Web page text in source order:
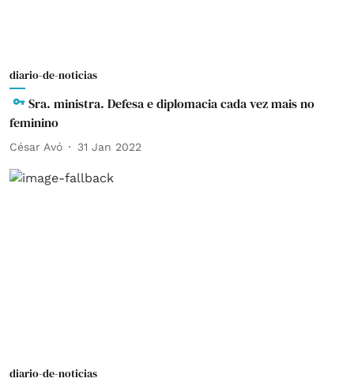
diario-de-noticias
Sra. ministra. Defesa e diplomacia cada vez mais no
feminino
César Avó 31 Jan 2022
diario-de-noticias